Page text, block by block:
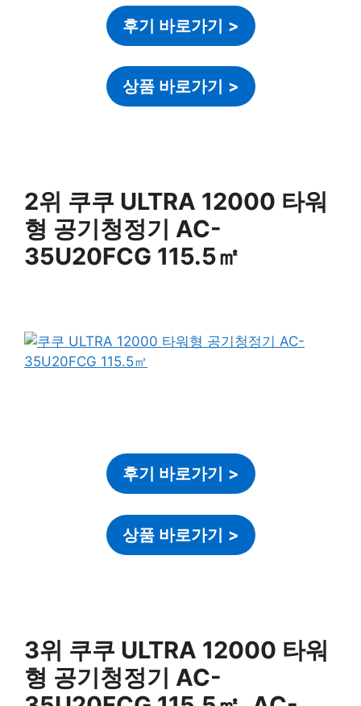
후기 바로가기 >
상품 바로가기 >
2위 쿠쿠 ULTRA 12000 타워
형 공기청정기 AC-
35U20FCG 115.5㎡
후기 바로가기 >
상품 바로가기 >
3위 쿠쿠 ULTRA 12000 타워
형 공기청정기 AC-